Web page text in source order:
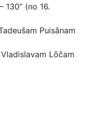
130” (no 16.
Puisānam
Lōčam